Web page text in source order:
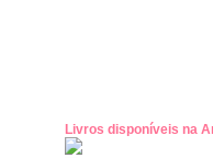
Livros disponíveis na